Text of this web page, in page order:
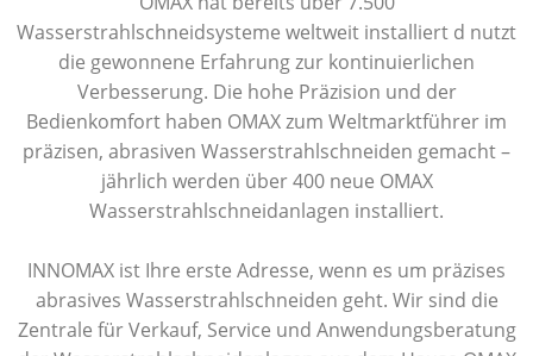
Wasserstrahlschneidsysteme weltweit installiert d nutzt
die gewonnene Erfahrung zur kontinuierlichen
Verbesserung. Die hohe Präzision und der
Bedienkomfort haben OMAX zum Weltmarktführer im
präzisen, abrasiven Wasserstrahlschneiden gemacht –
jährlich werden über 400 neue OMAX
Wasserstrahlschneidanlagen installiert.
INNOMAX ist Ihre erste Adresse, wenn es um präzises
abrasives Wasserstrahlschneiden geht. Wir sind die
Zentrale für Verkauf, Service und Anwendungsberatung